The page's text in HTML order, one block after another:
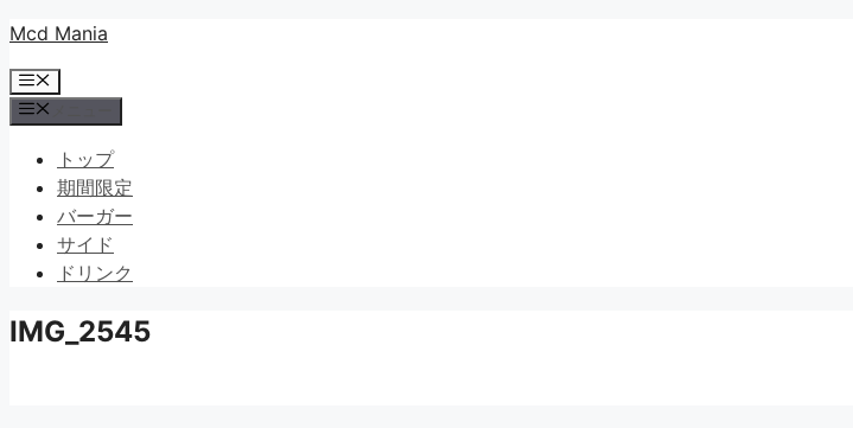
コ
テ
ン
Mcd Mania
メ
ニ
ュ
トップ
期間限定
バーガー
サイド
ドリンク
IMG_2545